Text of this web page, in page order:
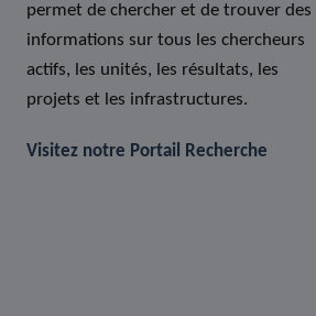
permet de chercher et de trouver des
informations sur tous les chercheurs
actifs, les unités, les résultats, les
projets et les infrastructures.
Visitez notre Portail Recherche